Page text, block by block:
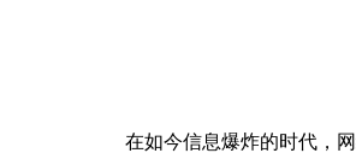
在如今信息爆炸的时代，